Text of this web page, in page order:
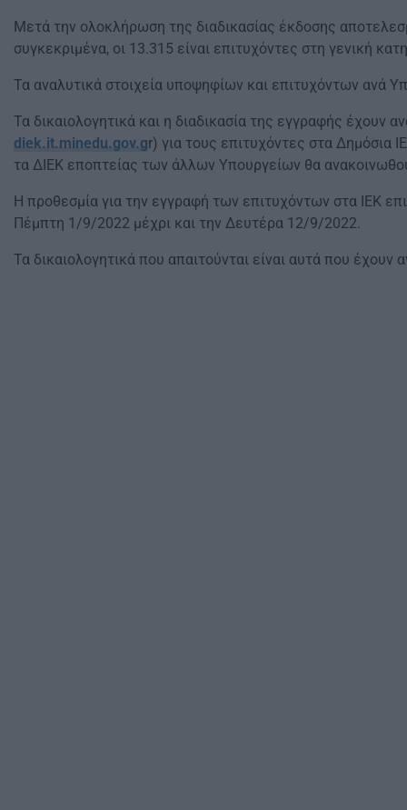
Μετά την ολοκλήρωση της διαδικασίας έκδοσης
συγκεκριμένα, οι 13.315 είναι επιτυχόντες στη γενική
Τα αναλυτικά στοιχεία υποψηφίων και επιτυχόντων ανά
Τα δικαιολογητικά και η διαδικασία της εγγραφής έχουν
diek.it.minedu.gov.gr) για τους επιτυχόντες στα Δημόσια
τα ΔΙΕΚ εποπτείας των άλλων Υπουργείων θα
Η προθεσμία για την εγγραφή των επιτυχόντων στα ΙΕΚ
Πέμπτη 1/9/2022 μέχρι και την Δευτέρα 12/9/2022.
Τα δικαιολογητικά που απαιτούνται είναι αυτά που